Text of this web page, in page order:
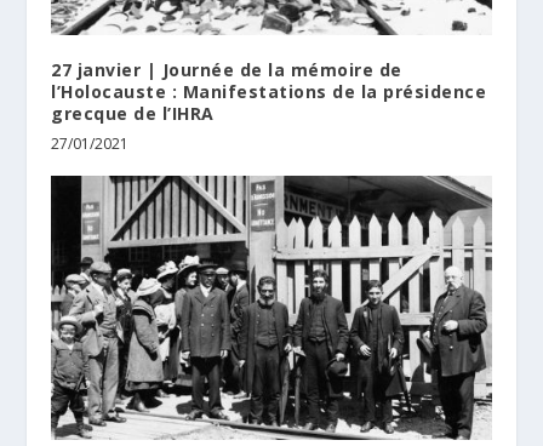
27 janvier | Journée de la mémoire de
l’Holocauste : Manifestations de la présidence
grecque de l’IHRA
27/01/2021